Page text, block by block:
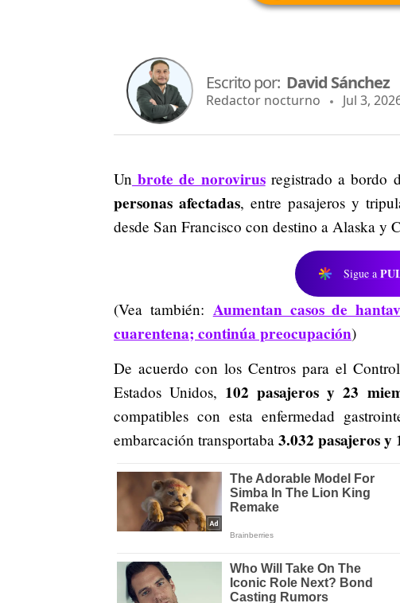
Escrito por: David Sánchez
Redactor nocturno Jul 3,
Un brote de norovirusregistrado a bordo
personas afectadas, entre pasajeros y
desde San Francisco con destino a Alaska y
Sigue a
(Vea también: Aumentan casos de
cuarentena; continúa preocupación)
De acuerdo con los Centros para el
Estados Unidos, 102 pasajeros y 23
compatibles con esta enfermedad
embarcación transportaba 3.032 pasajeros